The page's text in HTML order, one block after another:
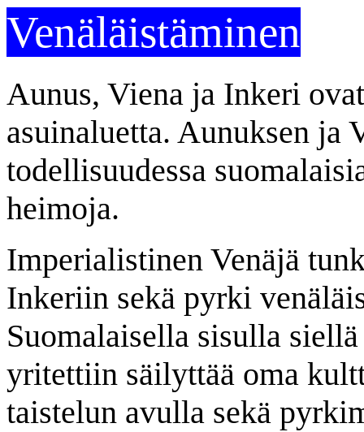
Venäläistäminen
Aunus, Viena ja Inkeri
asuinaluetta. Aunuksen ja
todellisuudessa
heimoja.
Imperialistinen Venäjä
Inkeriin sekä pyrki
Suomalaisella sisulla
yritettiin säilyttää oma
taistelun avulla sekä